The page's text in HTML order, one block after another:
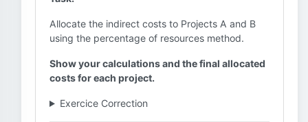
Allocate the indirect costs to Projects A and B
using the percentage of resources method.
Show your calculations and the final allocated
costs for each project.
Exercice Correction